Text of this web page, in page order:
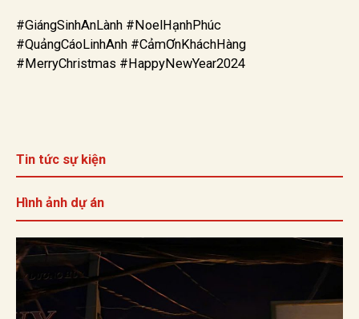
#GiángSinhAnLành #NoelHạnhPhúc
#QuảngCáoLinhAnh #CảmƠnKháchHàng
#MerryChristmas #HappyNewYear2024
Tin tức sự kiện
Hình ảnh dự án